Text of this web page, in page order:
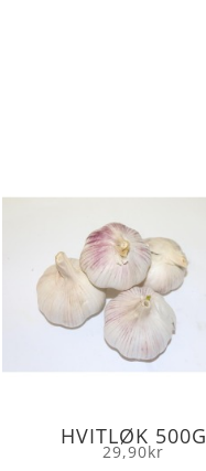
HVITLØK 500G
29,90kr